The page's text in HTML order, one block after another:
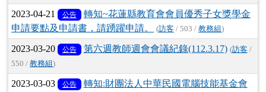
2023-04-21 公告
轉知~花蓮縣教育會會員優秀子女獎學金
申請要點及申請書，請踴躍申請。
(訪客 / 503 / 教務組)
2023-03-20 公告 第六週教師週會會議紀錄(112.3.17) (訪客 /
550 / 教務組)
2023-03-03 公告
轉知:財團法人中華民國電腦技能基金會